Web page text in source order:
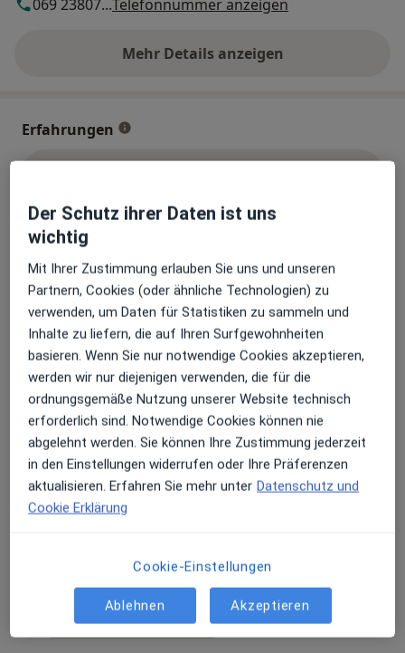
069 23807...Telefonnummer anzeigen
Mehr Details anzeigen
über die Adresse
Erfahrungen
117 Bewertungen
Jede einzelne Bewertungen ist wichtig. Wir
prüfen und moderieren Bewertungen
gemäß unserer Richtlinien. Erfahren Sie
mehr über Bewertungen und wie wir
Sterne berechnen unterMehr erfahrenMehr
Telefonnummer verifiziert
Der Schutz ihrer Daten ist uns
wichtig
Mit Ihrer Zustimmung erlauben Sie uns und unseren
Partnern, Cookies (oder ähnliche Technologien) zu
verwenden, um Daten für Statistiken zu sammeln und
Inhalte zu liefern, die auf Ihren Surfgewohnheiten
basieren. Wenn Sie nur notwendige Cookies akzeptieren,
werden wir nur diejenigen verwenden, die für die
ordnungsgemäße Nutzung unserer Website technisch
erforderlich sind. Notwendige Cookies können nie
abgelehnt werden. Sie können Ihre Zustimmung jederzeit
in den Einstellungen widerrufen oder Ihre Präferenzen
aktualisieren. Erfahren Sie mehr unter Datenschutz und
Cookie Erklärung
Cookie-Einstellungen
Ablehnen Akzeptieren